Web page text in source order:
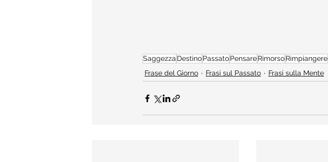
Saggezza DestinoPassatoPensareRimorsoRimpiangere
Frase del Giorno
Frasi sul Passato Frasi sulla Mente